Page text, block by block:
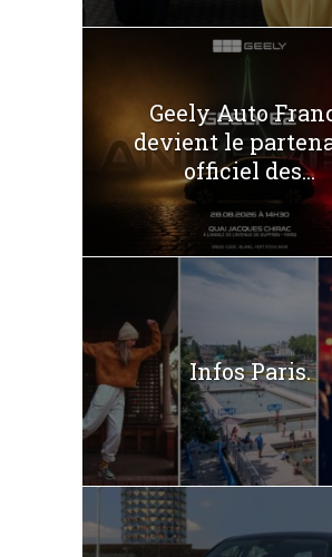
Geely Auto
devient le
officiel des...
Infos Paris.